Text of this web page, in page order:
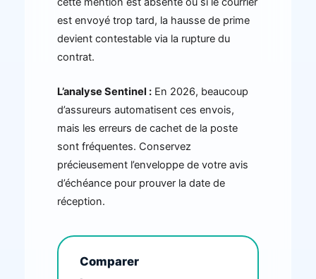
est envoyé trop tard, la hausse de prime
devient contestable via la rupture du
contrat.
L’analyse Sentinel : En 2026, beaucoup
d’assureurs automatisent ces envois,
mais les erreurs de cachet de la poste
sont fréquentes. Conservez
précieusement l’enveloppe de votre avis
d’échéance pour prouver la date de
réception.
Comparer